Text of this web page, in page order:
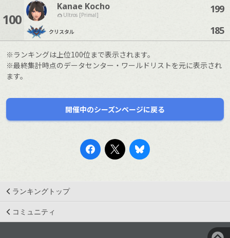
100
Kanae Kocho
Ultros [Primal]
クリスタル
199
185
※ランキングは上位100位まで表示されます。
※最終集計時点のデータセンター・ワールドリストを元に表示され
ます。
開催中のシーズンページに戻る
ランキングトップ
コミュニティ